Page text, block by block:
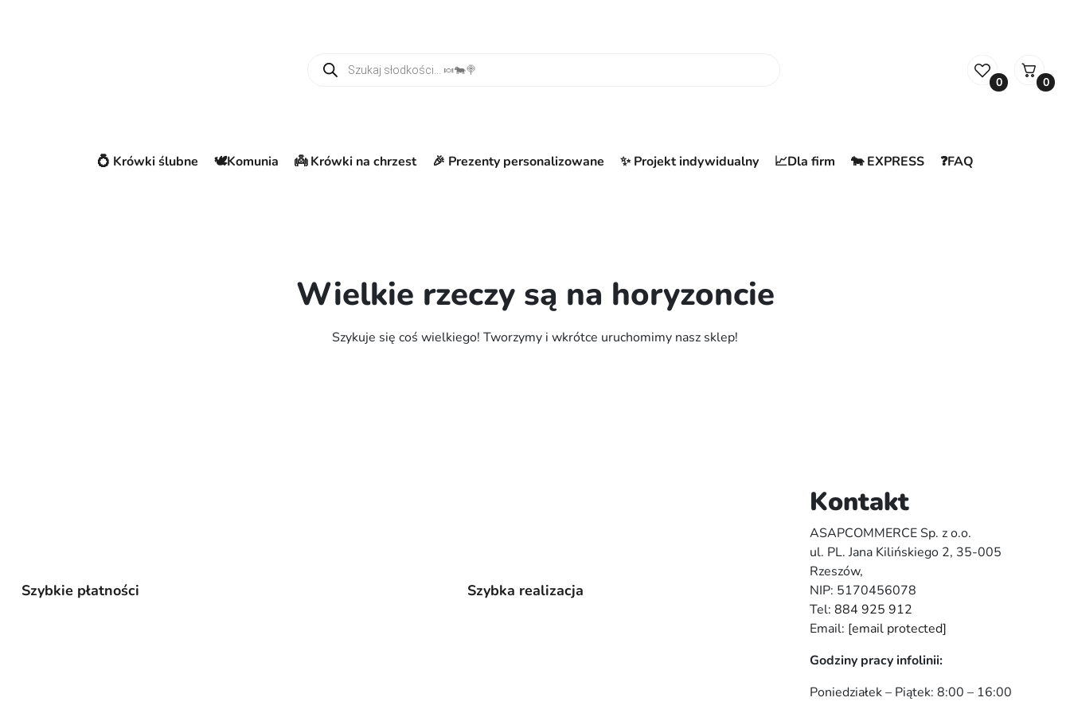
0 0
💍 Krówki ślubne 🕊️Komunia 👼 Krówki na chrzest 🎉 Prezenty personalizowane ✨ Projekt indywidualny 📈Dla firm 🐄 EXPRESS ❓FAQ
Wielkie rzeczy są na horyzoncie
Szykuje się coś wielkiego! Tworzymy i wkrótce uruchomimy nasz sklep!
Szybkie płatności Szybka realizacja
Kontakt
ASAPCOMMERCE Sp. z o.o.
ul. PL. Jana Kilińskiego 2, 35-005
Rzeszów,
NIP: 5170456078
Tel: 884 925 912
Email: [email protected]
Godziny pracy infolinii:
Poniedziałek – Piątek: 8:00 – 16:00